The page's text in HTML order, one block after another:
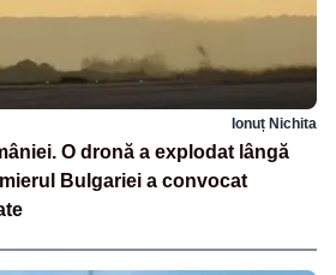
Ionuț Nichita
O dronă a explodat lângă
Bulgariei a convocat